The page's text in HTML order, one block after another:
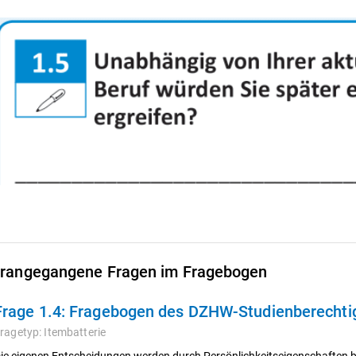
Fragen im Fragebogen
1.4: Fragebogen des DZHW-
Itembatterie